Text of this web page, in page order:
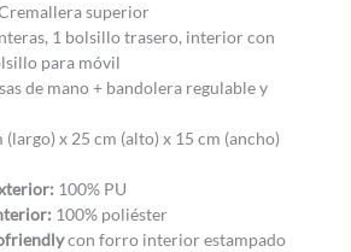
superior
1 bolsillo trasero, interior con
para móvil
de mano + bandolera regulable y
(largo) x 25 cm (alto) x 15 cm (ancho)
100% PU
100% poliéster
con forro interior estampado